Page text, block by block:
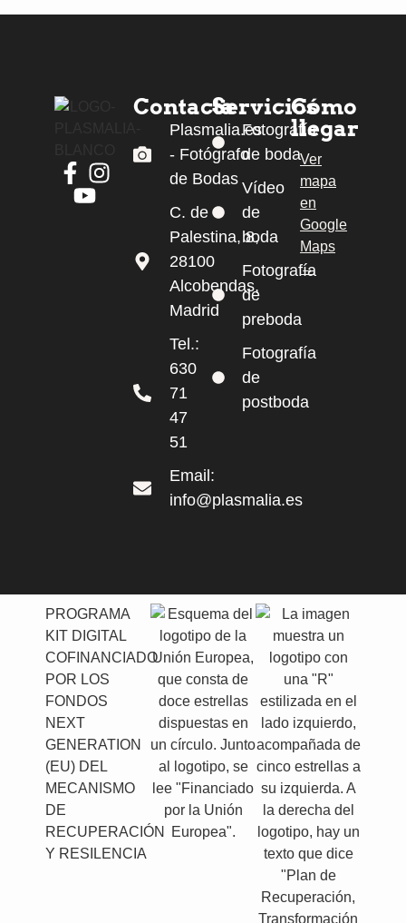
Facebook de Plasmalia
Instagram de Plasmalia
YouTube de Plasmalia
Contacta
Plasmalia.es
- Fotógrafo
de Bodas
C. de
Palestina, 8,
28100
Alcobendas,
Madrid
Tel.:
630
71
47
51
Email:
info@plasmalia.es
Servicios
Fotografía
de boda
Vídeo
de
boda
Fotografía
de
preboda
Fotografía
de
postboda
Cómo
llegar
Ver
mapa
en
Google
Maps
→
PROGRAMA
KIT DIGITAL
COFINANCIADO
POR LOS
FONDOS
NEXT
GENERATION
(EU) DEL
MECANISMO
DE
RECUPERACIÓN
Y RESILENCIA